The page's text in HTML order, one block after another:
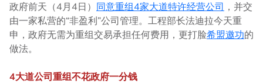
政府前天（4月4日） 同意重组4家大道特许经营公司 ，并交
由一家私营的“非盈利”公司管理。工程部长法迪拉今天重
申，政府无需为重组交易承担任何费用，更打脸希盟邀功的
做法。
4大道公司重组不花政府一分钱